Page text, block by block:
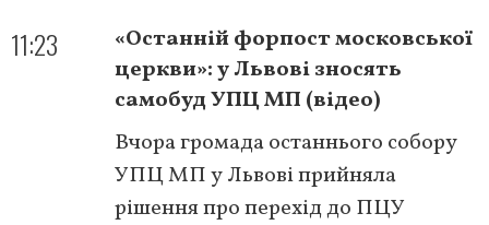
11:23
«Останній форпост московської
церкви»: у Львові зносять
самобуд УПЦ МП (відео)
Вчора громада останнього собору
УПЦ МП у Львові прийняла
рішення про перехід до ПЦУ